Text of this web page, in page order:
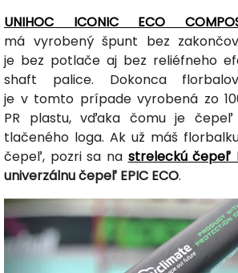
UNIHOC ICONIC ECO
má vyrobený špunt bez
je bez potlače aj bez reliéfneho
shaft palice. Dokonca
je v tomto prípade vyrobená zo
PR plastu, vďaka čomu je
tlačeného loga. Ak už máš
čepeľ, pozri sa na streleckú čepeľ
univerzálnu čepeľ EPIC ECO.